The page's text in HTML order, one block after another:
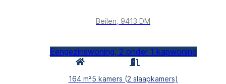
Beilen, 9413 DM
Eengezinswoning, 2 onder 1 kapwoning
164 m²5 kamers (2 slaapkamers)